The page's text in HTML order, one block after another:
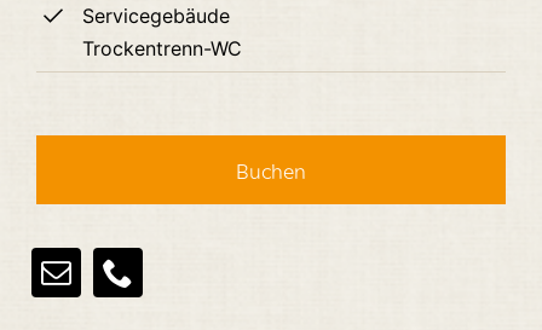
Servicegebäude
Trockentrenn-WC
Buchen